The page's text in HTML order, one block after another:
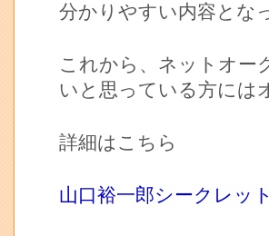
分かりやすい内容とな
これから、ネットオー
いと思っている方には
詳細はこちら
山口裕一郎シークレッ